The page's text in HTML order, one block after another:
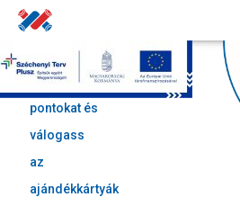
Gyűjtsd a
pontokat és
válogass
az
ajándékkártyák